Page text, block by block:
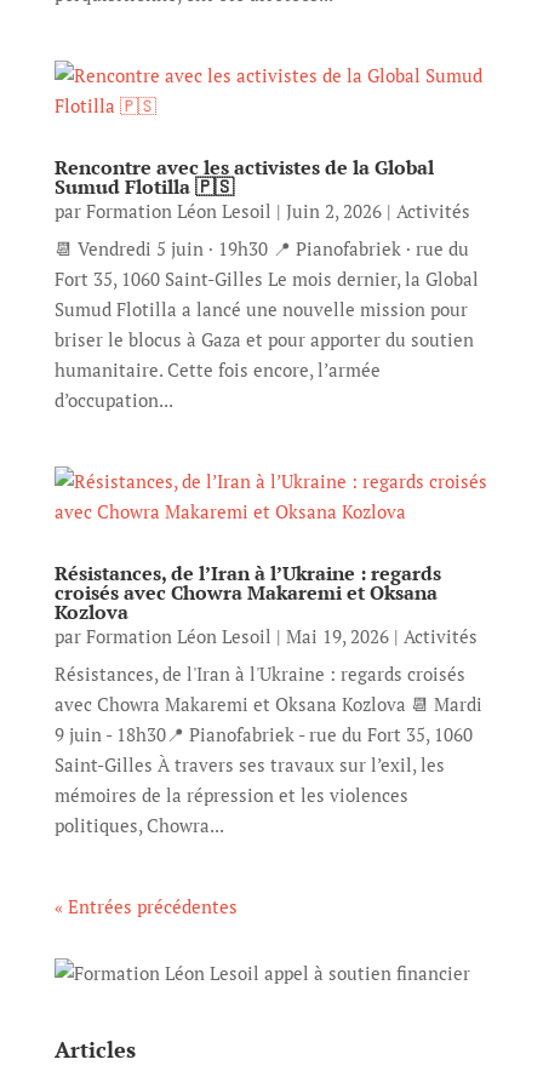
Rencontre avec les activistes de la Global
Sumud Flotilla 🇵🇸
par Formation Léon Lesoil | Juin 2, 2026| Activités
📆 Vendredi 5 juin · 19h30 📍 Pianofabriek · rue du
Fort 35, 1060 Saint-Gilles Le mois dernier, la Global
Sumud Flotilla a lancé une nouvelle mission pour
briser le blocus à Gaza et pour apporter du soutien
humanitaire. Cette fois encore, l’armée
d’occupation...
Résistances, de l’Iran à l’Ukraine : regards
croisés avec Chowra Makaremi et Oksana
Kozlova
par Formation Léon Lesoil | Mai 19, 2026| Activités
Résistances, de l'Iran à l'Ukraine : regards croisés
avec Chowra Makaremi et Oksana Kozlova 📆 Mardi
9 juin - 18h30📍 Pianofabriek - rue du Fort 35, 1060
Saint-Gilles À travers ses travaux sur l’exil, les
mémoires de la répression et les violences
politiques, Chowra...
« Entrées précédentes
Articles